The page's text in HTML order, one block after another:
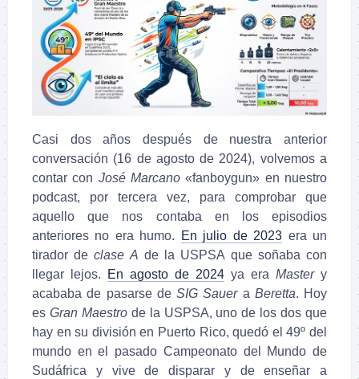
Casi dos años después de nuestra anterior
conversación (16 de agosto de 2024), volvemos a
contar con José Marcano «fanboygun» en nuestro
podcast, por tercera vez, para comprobar que
aquello que nos contaba en los episodios
anteriores no era humo.
En julio de 2023 era un
tirador declase A de la USPSA que soñaba con
llegar lejos.
En agosto de 2024 ya era Mastery
acababa de pasarse de SIG Sauera Beretta. Hoy
es Gran Maestrode la USPSA, uno de los dos que
hay en su división en Puerto Rico, quedó el 49º del
mundo en el pasado Campeonato del Mundo de
Sudáfrica y vive de disparar y de enseñar a